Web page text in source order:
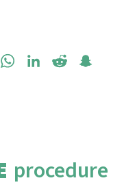
WhatsAppLinkedInRedditSnapchat
procedure